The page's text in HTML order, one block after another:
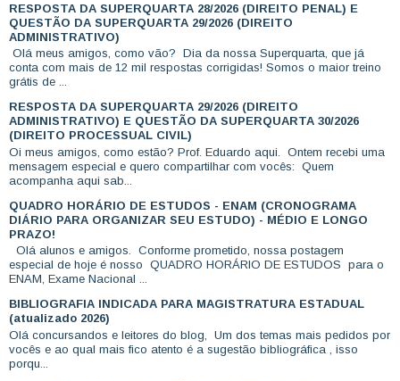
RESPOSTA DA SUPERQUARTA 28/2026 (DIREITO PENAL) E
QUESTÃO DA SUPERQUARTA 29/2026 (DIREITO
ADMINISTRATIVO)
Olá meus amigos, como vão? Dia da nossa Superquarta, que já
conta com mais de 12 mil respostas corrigidas! Somos o maior treino
grátis de ...
RESPOSTA DA SUPERQUARTA 29/2026 (DIREITO
ADMINISTRATIVO) E QUESTÃO DA SUPERQUARTA 30/2026
(DIREITO PROCESSUAL CIVIL)
Oi meus amigos, como estão? Prof. Eduardo aqui. Ontem recebi uma
mensagem especial e quero compartilhar com vocês: Quem
acompanha aqui sab...
QUADRO HORÁRIO DE ESTUDOS - ENAM (CRONOGRAMA
DIÁRIO PARA ORGANIZAR SEU ESTUDO) - MÉDIO E LONGO
PRAZO!
Olá alunos e amigos. Conforme prometido, nossa postagem
especial de hoje é nosso QUADRO HORÁRIO DE ESTUDOS para o
ENAM, Exame Nacional ...
BIBLIOGRAFIA INDICADA PARA MAGISTRATURA ESTADUAL
(atualizado 2026)
Olá concursandos e leitores do blog, Um dos temas mais pedidos por
vocês e ao qual mais fico atento é a sugestão bibliográfica , isso
porqu...